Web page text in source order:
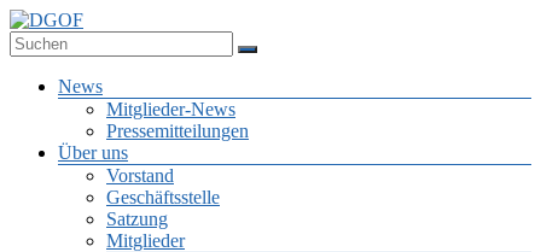
Zum
Inhalt
springen
Deutsche Gesellschaft für Online-Forschung e.V.
Menü
News
Mitglieder-News
Pressemitteilungen
Über uns
Vorstand
Geschäftsstelle
Satzung
Mitglieder